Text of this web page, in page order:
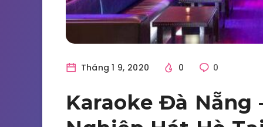
Tháng 1 9, 2020 0 0
Karaoke Đà Nẵng